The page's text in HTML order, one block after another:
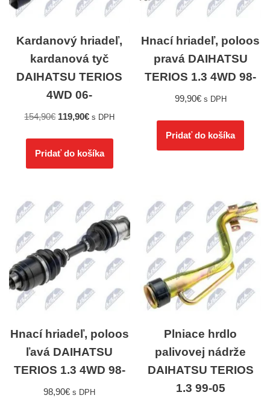
Kardanový hriadeľ,
kardanová tyč
DAIHATSU TERIOS
4WD 06-
154,90€ 119,90€ s DPH
Pridať do košíka
Hnací hriadeľ, poloos
pravá DAIHATSU
TERIOS 1.3 4WD 98-
99,90€ s DPH
Pridať do košíka
Hnací hriadeľ, poloos
ľavá DAIHATSU
TERIOS 1.3 4WD 98-
98,90€ s DPH
Plniace hrdlo
palivovej nádrže
DAIHATSU TERIOS
1.3 99-05